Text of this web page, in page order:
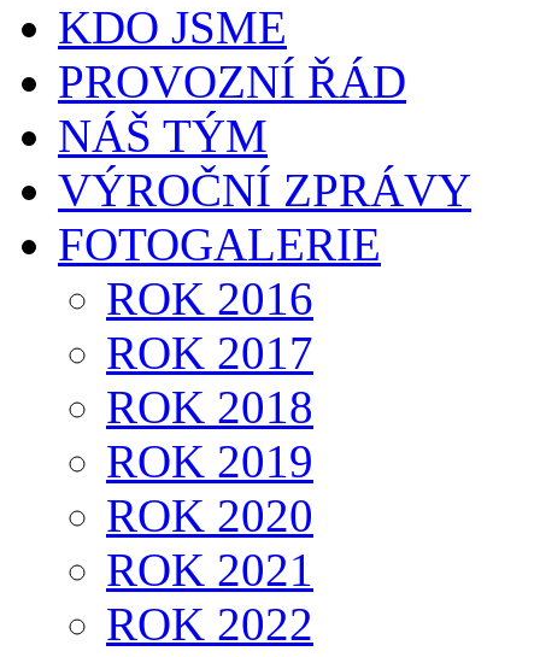
KDO JSME
PROVOZNÍ ŘÁD
NÁŠ TÝM
VÝROČNÍ ZPRÁVY
FOTOGALERIE
ROK 2016
ROK 2017
ROK 2018
ROK 2019
ROK 2020
ROK 2021
ROK 2022